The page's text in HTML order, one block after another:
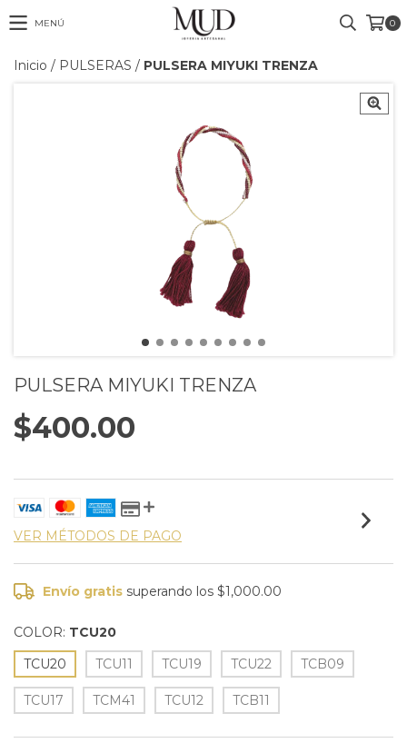
MENÚ 0
Inicio / PULSERAS / PULSERA MIYUKI TRENZA
PULSERA MIYUKI TRENZA
$400.00
VER MÉTODOS DE PAGO
Envío gratis superando los$1,000.00
COLOR: TCU20
TCU20
TCU11 TCU19 TCU22 TCB09
TCU17 TCM41 TCU12 TCB11